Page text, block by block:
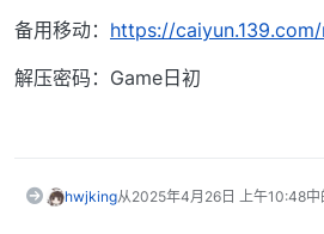
备用移动： https://
解压密码：Game日初
hwjking从2025年4月26日 上午10:48中